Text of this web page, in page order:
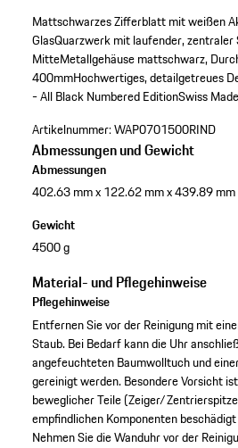
Mattschwarzes Zifferblatt mit weißen
GlasQuarzwerk mit laufender, zentraler
MitteMetallgehäuse mattschwarz,
400mmHochwertiges, detailgetreues
- All Black Numbered EditionSwiss
Artikelnummer:WAP0701500RIND
Abmessungen und Gewicht
Abmessungen
402.63 mm x 122.62 mm x 439.89 mm
Gewicht
4500 g
Material- und Pflegehinweise
Pflegehinweise
Entfernen Sie vor der Reinigung mit
Staub. Bei Bedarf kann die Uhr
angefeuchteten Baumwolltuch und
gereinigt werden. Besondere Vorsicht
beweglicher Teile (Zeiger/
empfindlichen Komponenten
Nehmen Sie die Wanduhr vor der